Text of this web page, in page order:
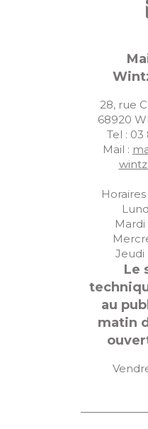
28, rue
68920
Tel :
Mail :
Mardi
Jeudi
Le
au
matin